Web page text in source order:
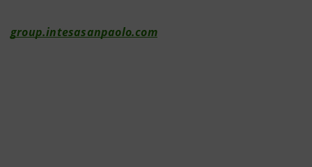
group.intesasanpaolo.com